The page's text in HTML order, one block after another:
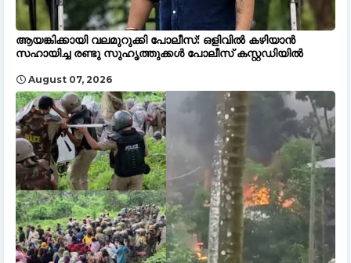
ആയങ്കിക്കായി വലമുറുക്കി പോലീസ്: ഒളിവിൽ കഴിയാൻ
സഹായിച്ച രണ്ടു സുഹൃത്തുക്കൾ പോലീസ് കസ്റ്റഡിയിൽ
August 07, 2026